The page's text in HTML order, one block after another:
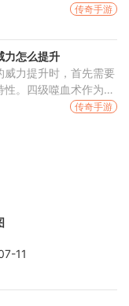
得，当玩家达到指定的
传奇手游
力怎么提升
威力提升时，首先需要
。四级噬血术作为道
具有忽视魔法躲避的特
传奇手游
11